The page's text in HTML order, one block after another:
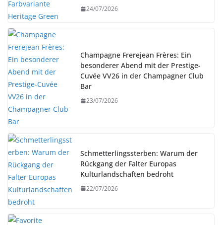
24/07/2026
Champagne Frerejean Frères: Ein
besonderer Abend mit der Prestige-
Cuvée VV26 in der Champagner Club
Bar
23/07/2026
Schmetterlingssterben: Warum der
Rückgang der Falter Europas
Kulturlandschaften bedroht
22/07/2026